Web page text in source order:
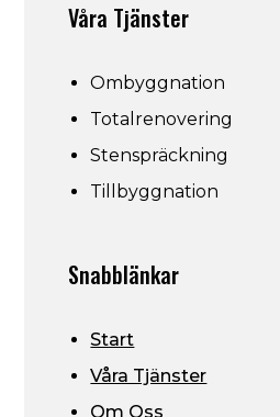
Våra Tjänster
Ombyggnation
Totalrenovering
Stenspräckning
Tillbyggnation
Snabblänkar
Start
Våra Tjänster
Om Oss